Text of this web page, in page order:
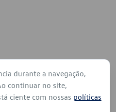
durante a navegação,
continuar no site,
ciente com nossas políticas